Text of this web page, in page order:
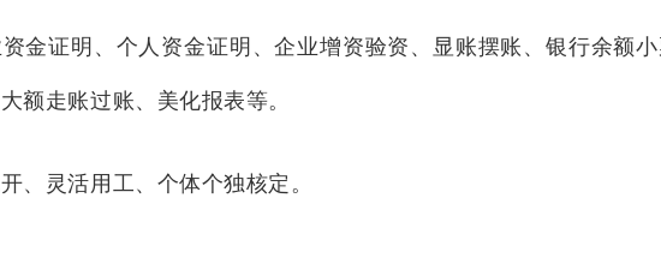
金证明、个人资金证明、企业增资验资、显账摆账、银行余额小
额走账过账、美化报表等。
、灵活用工、个体个独核定。